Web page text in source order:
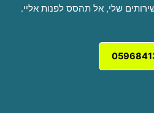
שלי, אל תהסס לפנות אליי.